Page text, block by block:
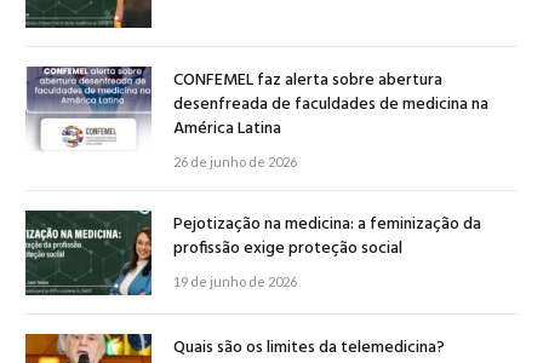
CONFEMEL faz alerta sobre abertura
desenfreada de faculdades de medicina na
América Latina
26 de junho de 2026
Pejotização na medicina: a feminização da
profissão exige proteção social
19 de junho de 2026
Quais são os limites da telemedicina?